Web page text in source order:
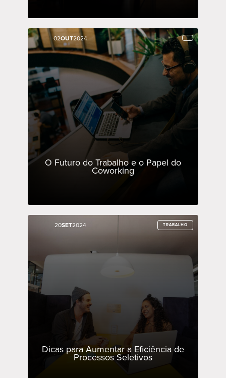
02OUT2024
O Futuro do Trabalho e o Papel do
Coworking
02OUT2024
20SET2024 TRABALHO
Dicas para Aumentar a Eficiência de
Processos Seletivos
20SET2024 TRABALHO